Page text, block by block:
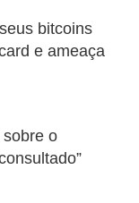
bitcoins
e ameaça
o